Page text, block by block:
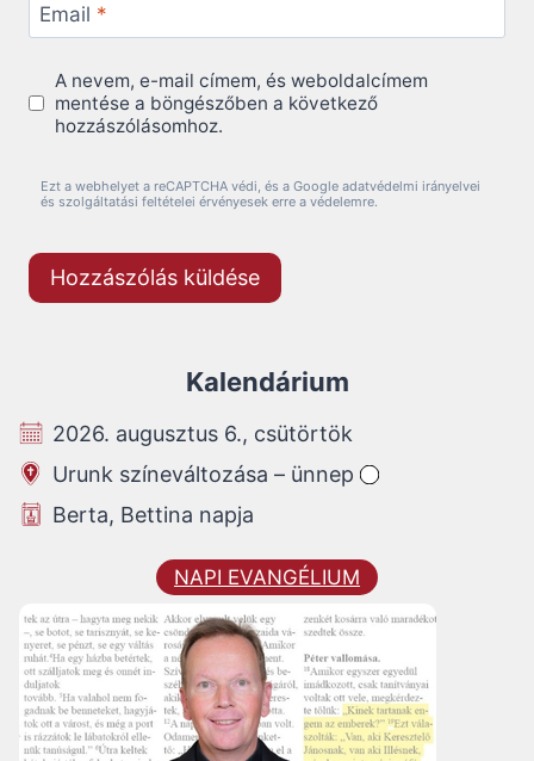
Email *
A nevem, e-mail címem, és weboldalcímem
mentése a böngészőben a következő
hozzászólásomhoz.
Ezt a webhelyet a reCAPTCHA védi, és a Google adatvédelmi irányelvei
és szolgáltatási feltételei érvényesek erre a védelemre.
Kalendárium
2026. augusztus 6., csütörtök
Urunk színeváltozása – ünnep
Berta, Bettina napja
NAPI EVANGÉLIUM